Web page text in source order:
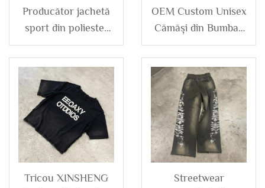
Producător jachetă
sport din poliester
nailon imprimată
personalizată pentru
bărbați, camuflaj
camo, croptată,
boxy, cu glugă
OEM Custom Unisex
Cămăși din Bumbac
Însoșite, cu Blocuri
de Culori,
Deteriorate, Caro,
cu Mânecă Lungă,
pentru Bărbați
Tricou XINSHENG
Streetwear